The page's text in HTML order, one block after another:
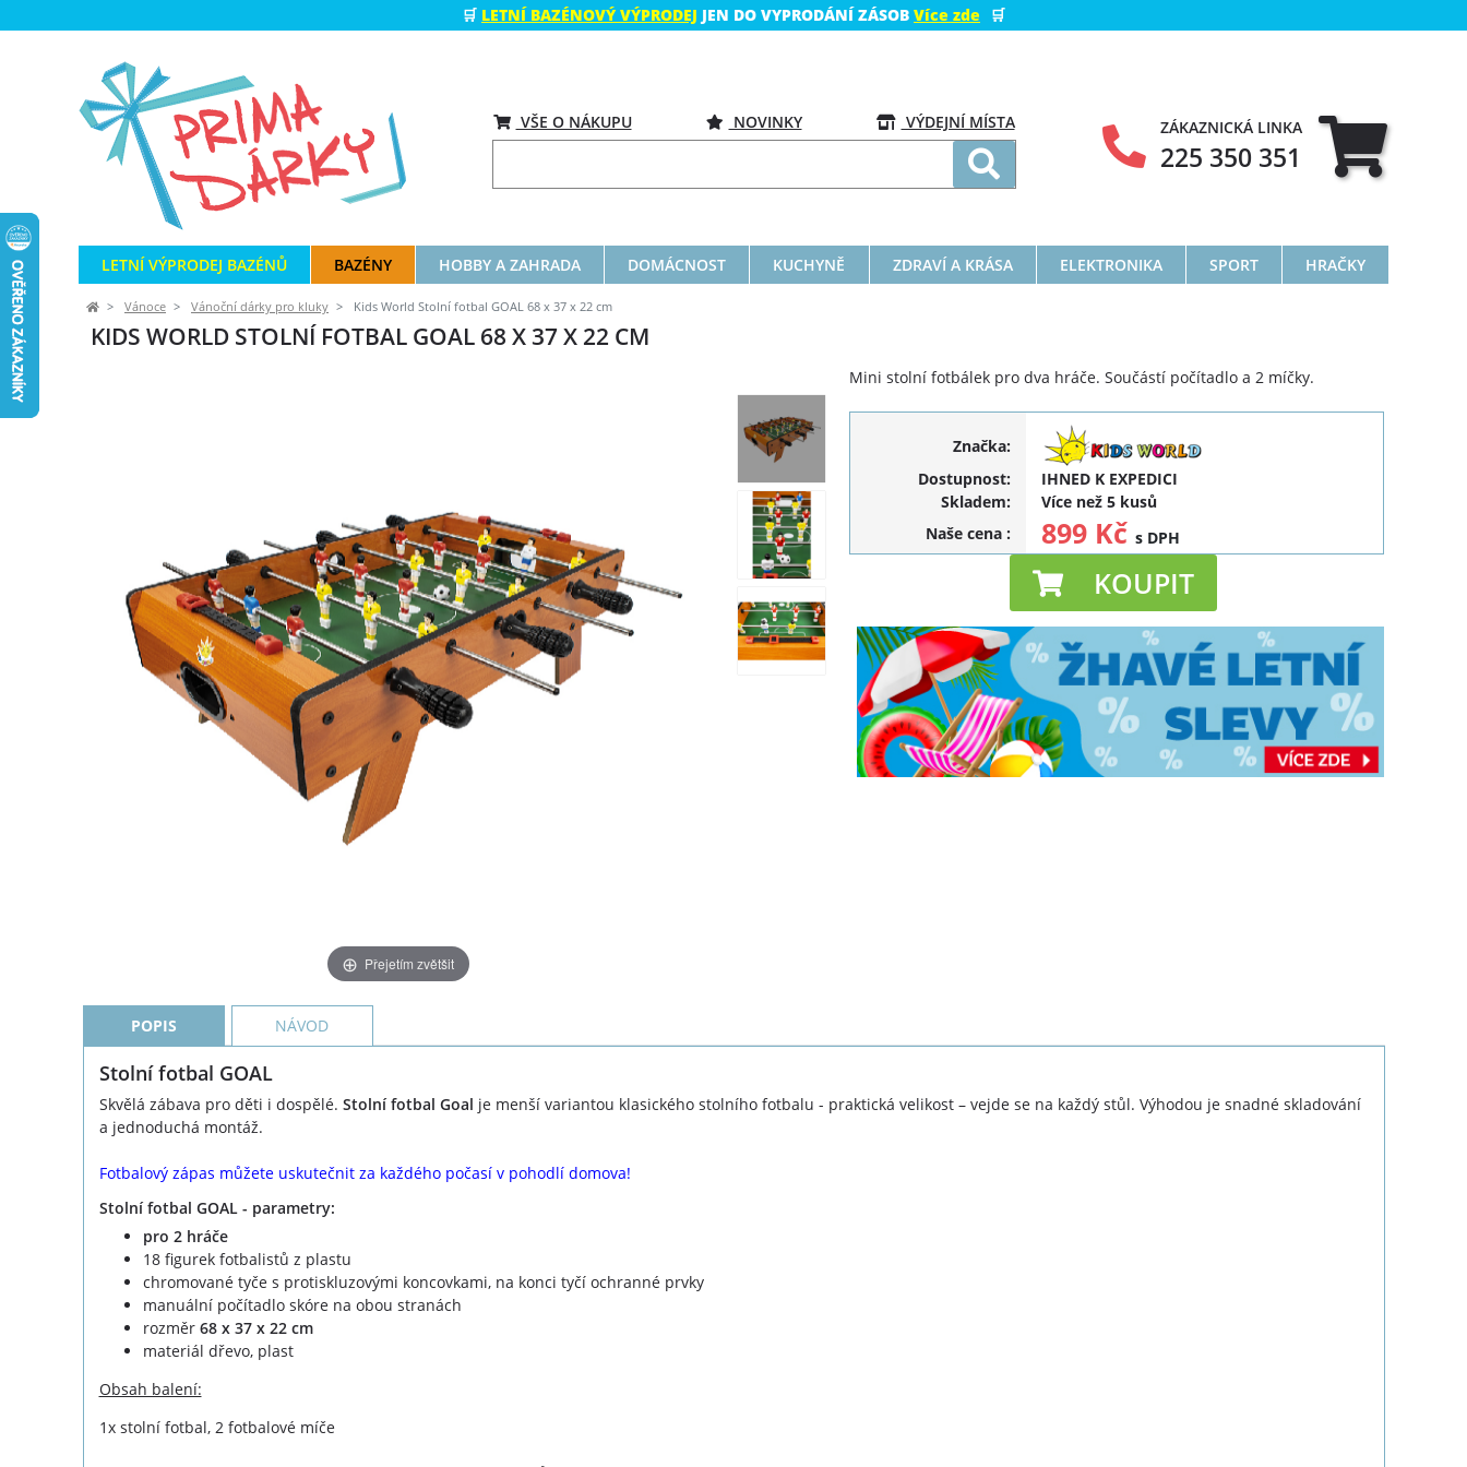
🛒 LETNÍ BAZÉNOVÝ VÝPRODEJ JEN DO VYPRODÁNÍ ZÁSOB Více zde 🛒
VŠE O NÁKUPU NOVINKY VÝDEJNÍ MÍSTA ZÁKAZNICKÁ LINKA
225 350 351
LETNÍ VÝPRODEJ BAZÉNŮ BAZÉNY HOBBY A ZAHRADA DOMÁCNOST KUCHYNĚ ZDRAVÍ A KRÁSA ELEKTRONIKA SPORT HRAČKY
Vánoce Vánoční dárky pro kluky Kids World Stolní fotbal GOAL 68 x 37 x 22 cm
KIDS WORLD STOLNÍ FOTBAL GOAL 68 X 37 X 22 CM
Přejetím zvětšit
Mini stolní fotbálek pro dva hráče. Součástí počítadlo a 2 míčky.
Značka:
Dostupnost:
IHNED K EXPEDICI
Skladem:
Více než 5 kusů
Naše cena: 899 Kčs DPH
KOUPIT
POPIS NÁVOD
Stolní fotbal GOAL
Skvělá zábava pro děti i dospělé. Stolní fotbal Goal je menší variantou klasického stolního fotbalu - praktická velikost – vejde se na každý stůl. Výhodou je snadné skladování
a jednoduchá montáž.
Fotbalový zápas můžete uskutečnit za každého počasí v pohodlí domova!
Stolní fotbal GOAL - parametry:
pro 2 hráče
18 figurek fotbalistů z plastu
chromované tyče s protiskluzovými koncovkami, na konci tyčí ochranné prvky
manuální počítadlo skóre na obou stranách
rozměr 68 x 37 x 22 cm
materiál dřevo, plast
Obsah balení:
1x stolní fotbal, 2 fotbalové míče